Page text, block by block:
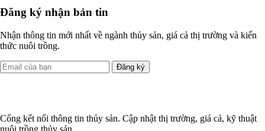
Đăng ký nhận bản tin
Nhận thông tin mới nhất về ngành thủy sản, giá cả thị trường và kiến
thức nuôi trồng.
Đăng ký
Cổng kết nối thông tin thủy sản. Cập nhật thị trường, giá cả, kỹ thuật